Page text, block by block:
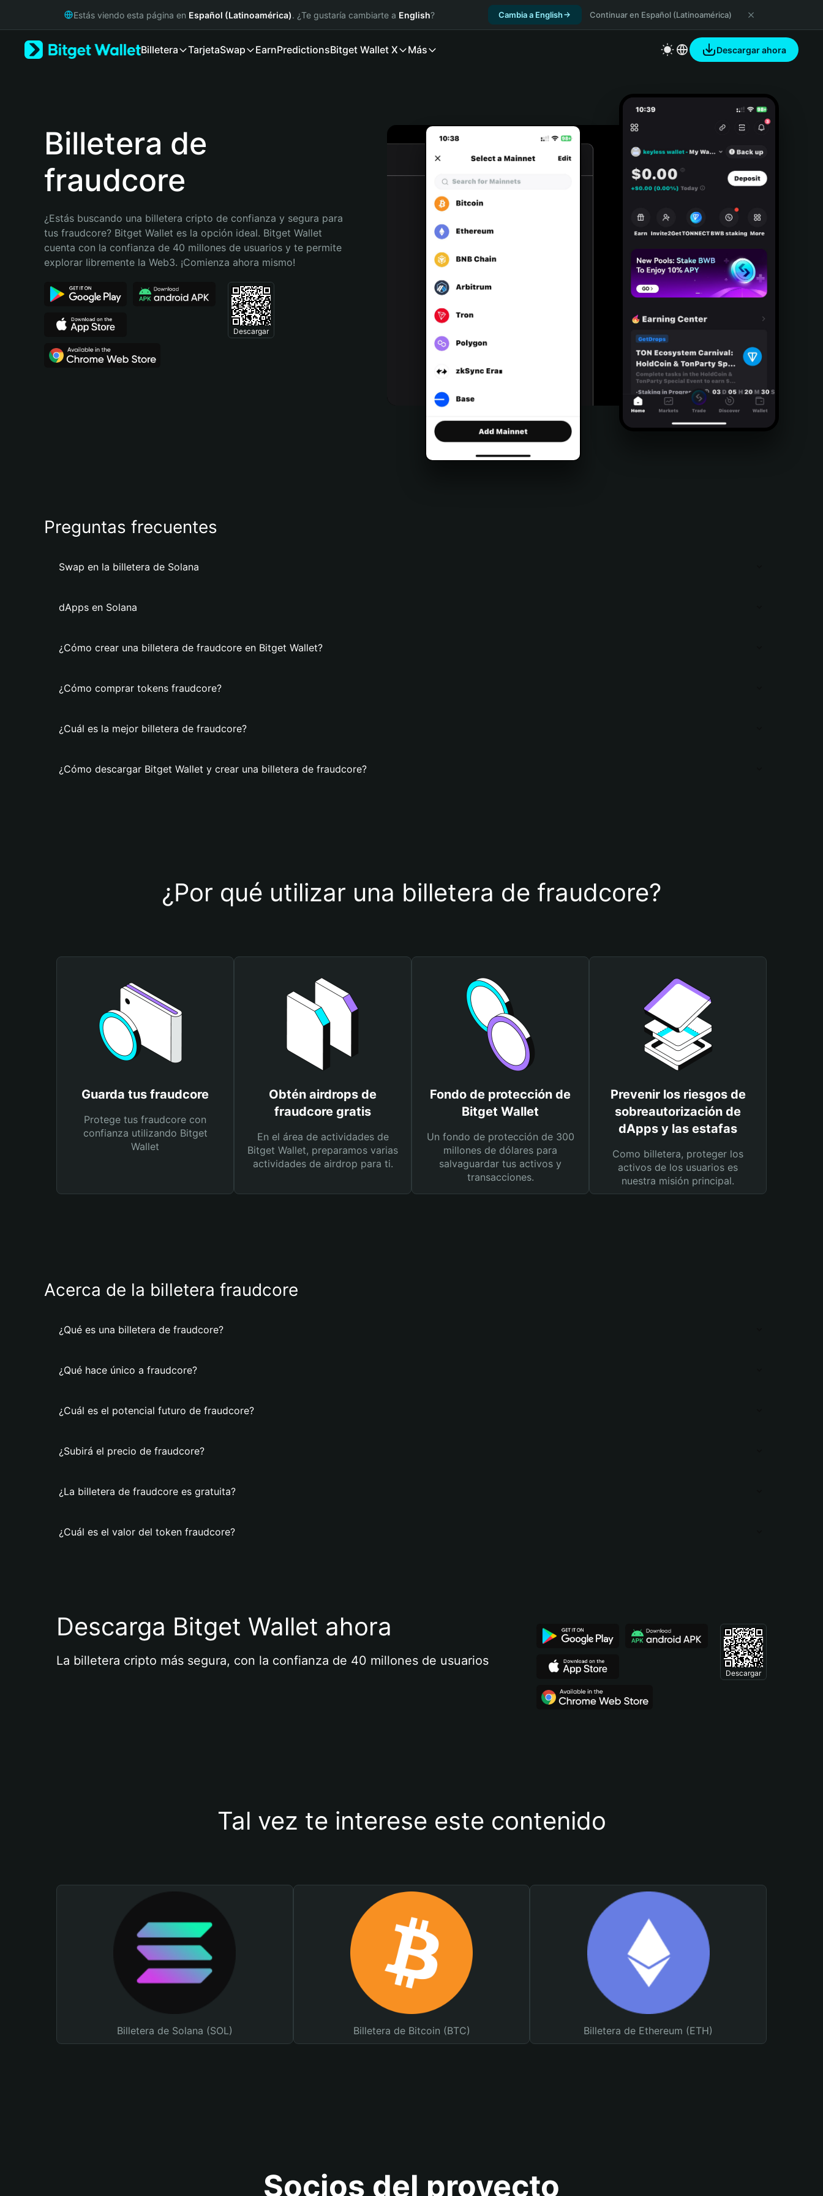
Русский
Português (Portugal)
Bahasa Indonesia
Português (Brasil)
Español (Argentina)
Estás viendo esta página en Español (Latinoamérica). ¿Te gustaría cambiarte a English? Cambia a English Continuar en Español (Latinoamérica)
Billetera TarjetaSwap EarnPredictionsBitget Wallet X Más Descargar ahora
Billetera de
fraudcore
¿Estás buscando una billetera cripto de confianza y segura para
tus fraudcore? Bitget Wallet es la opción ideal. Bitget Wallet
cuenta con la confianza de 40 millones de usuarios y te permite
explorar libremente la Web3. ¡Comienza ahora mismo!
Descargar
Preguntas frecuentes
Swap en la billetera de Solana
dApps en Solana
¿Cómo crear una billetera de fraudcore en Bitget Wallet?
¿Cómo comprar tokens fraudcore?
¿Cuál es la mejor billetera de fraudcore?
¿Cómo descargar Bitget Wallet y crear una billetera de fraudcore?
¿Por qué utilizar una billetera de fraudcore?
Guarda tus fraudcore
Protege tus fraudcore con
confianza utilizando Bitget
Wallet
Obtén airdrops de
fraudcore gratis
En el área de actividades de
Bitget Wallet, preparamos varias
actividades de airdrop para ti.
Fondo de protección de
Bitget Wallet
Un fondo de protección de 300
millones de dólares para
salvaguardar tus activos y
transacciones.
Prevenir los riesgos de
sobreautorización de
dApps y las estafas
Como billetera, proteger los
activos de los usuarios es
nuestra misión principal.
Acerca de la billetera fraudcore
¿Qué es una billetera de fraudcore?
¿Qué hace único a fraudcore?
¿Cuál es el potencial futuro de fraudcore?
¿Subirá el precio de fraudcore?
¿La billetera de fraudcore es gratuita?
¿Cuál es el valor del token fraudcore?
Descarga Bitget Wallet ahora
La billetera cripto más segura, con la confianza de 40 millones de usuarios
Descargar
Tal vez te interese este contenido
Billetera de Solana (SOL) Billetera de Bitcoin (BTC) Billetera de Ethereum (ETH)
Socios del proyecto